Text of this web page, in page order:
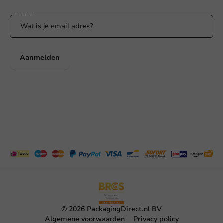
Aanmelden
© 2026 PackagingDirect.nl BV
Algemene voorwaarden
Privacy policy